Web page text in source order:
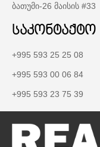
ბათუმი-26 მაისის #33
საკონტაქტო
+995 593 25 25 08
+995 593 00 06 84
+995 593 23 75 39